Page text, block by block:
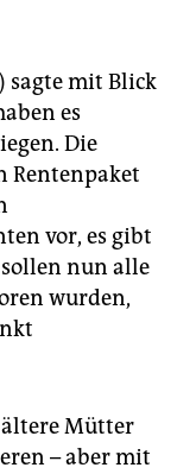
sagte mit Blick
es
Die
Rentenpaket
vor, es gibt
nun alle
wurden,
Mütter
– aber mit